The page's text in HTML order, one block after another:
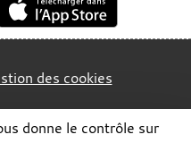
des cookies
donne le contrôle sur